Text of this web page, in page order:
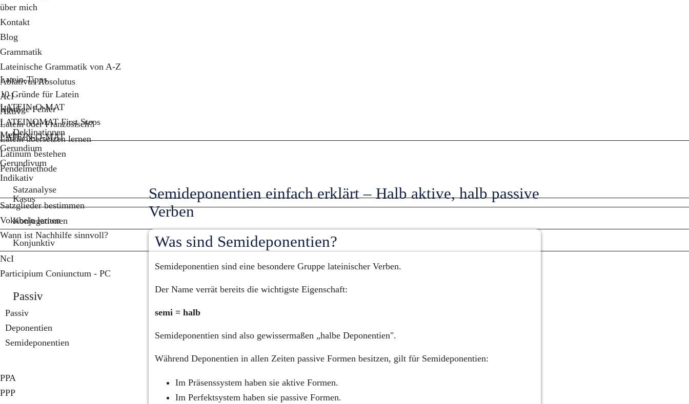
über mich
Kontakt
Blog
Grammatik
Lateinische Grammatik von A-Z
Ablativus Absolutus
AcI
Aktiv
Deklinationen
Gerundium
Gerundivum
Indikativ
Kasus
Konjugationen
Konjunktiv
NcI
Participium Coniunctum - PC
Passiv
Passiv
Deponentien
Semideponentien
PPA
PPP
Latein-Tipps
10 Gründe für Latein
Häufige Fehler
Latein oder Französisch?
Latein übersetzen lernen
Latinum bestehen
Pendelmethode
Satzanalyse
Satzglieder bestimmen
Vokabeln lernen
Wann ist Nachhilfe sinnvoll?
LATEIN-O-MAT
LATEINOMAT First Steps
LATEIN-O-MAT
Mehr...
Semideponentien einfach erklärt – Halb aktive, halb passive
Verben
Was sind Semideponentien?
Semideponentien sind eine besondere Gruppe lateinischer Verben.
Der Name verrät bereits die wichtigste Eigenschaft:
semi = halb
Semideponentien sind also gewissermaßen „halbe Deponentien".
Während Deponentien in allen Zeiten passive Formen besitzen, gilt für Semideponentien:
Im Präsenssystem haben sie aktive Formen.
Im Perfektsystem haben sie passive Formen.